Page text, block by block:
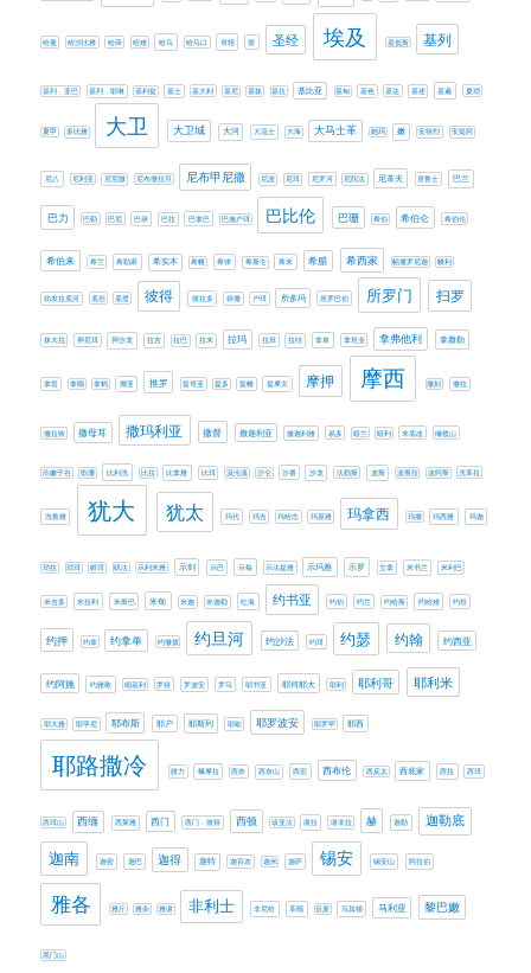
哈曼 哈沙比雅 哈薛 哈难 哈马 哈马口 哥辖 噩 圣经 埃及 基低斯 基列
基列．亚巴 基列．耶琳 基利提 基士 基大利 基尼 基抹 基拉 基比亚 基甸 基色 基达 基述 基遍 夏琐
夏甲 多比雅 大卫 大卫城 大河 大流士 大海 大马士革 她玛 嫩 安得烈 安提阿
尼八 尼利亚 尼尼微 尼布撒拉旦 尼布甲尼撒 尼波 尼珥 尼罗河 尼陀法 尼革夫 居鲁士 巴兰
巴力 巴勒 巴尼 巴录 巴拉 巴拿巴 巴施户珥 巴比伦 巴珊 希伯 希伯仑 希伯伦
希伯来 希兰 希勒家 希实本 希幔 希律 希斯仑 希未 希腊 希西家 帖撒罗尼迦 幔利
幼发拉底河 底但 底璧 彼得 彼拉多 得撒 户珥 所多玛 所罗巴伯 所罗门 扫罗
抹大拉 押尼珥 押沙龙 拉吉 拉巴 拉末 拉玛 拉班 拉结 拿单 拿坦业 拿弗他利 拿撒勒
拿答 拿顺 拿鹤 挪亚 推罗 提哥亚 提多 提幔 提摩太 摩押 摩西 撒刻 撒拉
撒拉铁 撒母耳 撒玛利亚 撒督 撒迦利亚 撒迦利雅 易多 暗兰 暗利 末底改 橄榄山
欣嫩子谷 歌珊 比利洗 比拉 比拿雅 比珥 汲沦溪 沙仑 沙番 沙龙 法勒斯 波斯 波斯拉 波阿斯 洗革拉
洗鲁雅 犹大 犹太 玛代 玛吉 玛哈念 玛基雅 玛拿西 玛撒 玛西雅 玛迦
琐拉 琐珥 睚珥 矶法 示利米雅 示剑 示巴 示每 示法提雅 示玛雅 示罗 立拿 米书兰 米利巴
米吉多 米拉利 米斯巴 米甸 米迦 米迦勒 红海 约书亚 约伯 约兰 约哈斯 约哈难 约坦
约押 约拿 约拿单 约撒拔 约旦河 约沙法 约珥 约瑟 约翰 约西亚
约阿施 约雅敬 细基利 罗得 罗波安 罗马 耶书亚 耶何耶大 耶利 耶利哥 耶利米
耶大雅 耶孚尼 耶布斯 耶户 耶斯列 耶歇 耶罗波安 耶罗罕 耶西
耶路撒冷 腓力 蛾摩拉 西奈 西奈山 西宏 西布伦 西庇太 西底家 西拉 西珥
西珥山 西缅 西莱雅 西门 西门．彼得 西顿 该亚法 谢拉 谢非拉 赫 迦勒 迦勒底
迦南 迦密 迦巴 迦得 迦特 迦百农 迦米 迦萨 锡安 锡安山 阿拉伯
雅各 雅斤 雅杂 雅谢 非利士 非尼哈 革顺 音麦 马其顿 马利亚 黎巴嫩
黑门山